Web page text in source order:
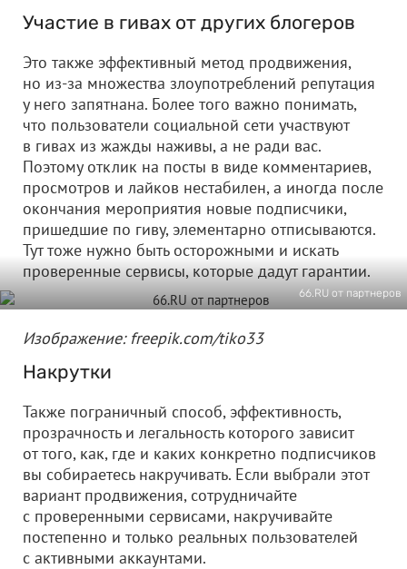
Участие в гивах от других блогеров
Это также эффективный метод продвижения,
но из-за множества злоупотреблений репутация
у него запятнана. Более того важно понимать,
что пользователи социальной сети участвуют
в гивах из жажды наживы, а не ради вас.
Поэтому отклик на посты в виде комментариев,
просмотров и лайков нестабилен, а иногда после
окончания мероприятия новые подписчики,
пришедшие по гиву, элементарно отписываются.
Тут тоже нужно быть осторожными и искать
проверенные сервисы, которые дадут гарантии.
66.RU от партнеров
Изображение: freepik.com/tiko33
Накрутки
Также пограничный способ, эффективность,
прозрачность и легальность которого зависит
от того, как, где и каких конкретно подписчиков
вы собираетесь накручивать. Если выбрали этот
вариант продвижения, сотрудничайте
с проверенными сервисами, накручивайте
постепенно и только реальных пользователей
с активными аккаунтами.